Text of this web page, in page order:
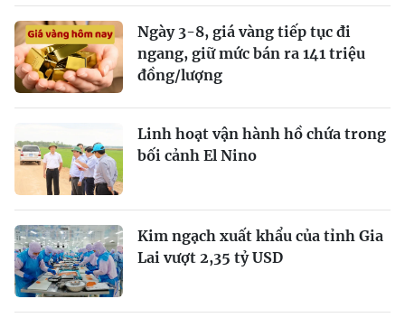
Ngày 3-8, giá vàng tiếp tục đi
ngang, giữ mức bán ra 141 triệu
đồng/lượng
Linh hoạt vận hành hồ chứa trong
bối cảnh El Nino
Kim ngạch xuất khẩu của tỉnh Gia
Lai vượt 2,35 tỷ USD